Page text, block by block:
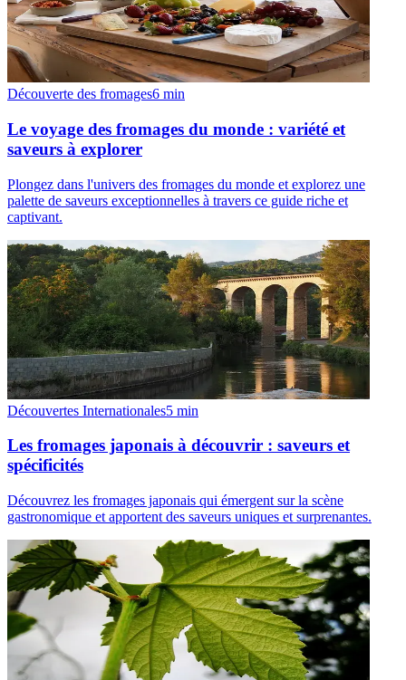
Découverte des fromages6 min
Le voyage des fromages du monde : variété et
saveurs à explorer
Plongez dans l'univers des fromages du monde et explorez une
palette de saveurs exceptionnelles à travers ce guide riche et
captivant.
Découvertes Internationales5 min
Les fromages japonais à découvrir : saveurs et
spécificités
Découvrez les fromages japonais qui émergent sur la scène
gastronomique et apportent des saveurs uniques et surprenantes.